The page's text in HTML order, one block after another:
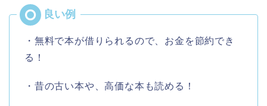
・無料で本が借りられるので、お金を節約でき
る！
・昔の古い本や、高価な本も読める！